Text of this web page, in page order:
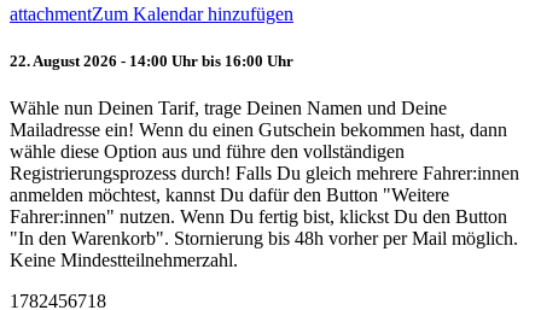
attachmentZum Kalendar hinzufügen
22. August 2026 - 14:00 Uhr bis 16:00 Uhr
Wähle nun Deinen Tarif, trage Deinen Namen und Deine
Mailadresse ein! Wenn du einen Gutschein bekommen hast, dann
wähle diese Option aus und führe den vollständigen
Registrierungsprozess durch! Falls Du gleich mehrere Fahrer:innen
anmelden möchtest, kannst Du dafür den Button "Weitere
Fahrer:innen" nutzen. Wenn Du fertig bist, klickst Du den Button
"In den Warenkorb". Stornierung bis 48h vorher per Mail möglich.
Keine Mindestteilnehmerzahl.
1782456718